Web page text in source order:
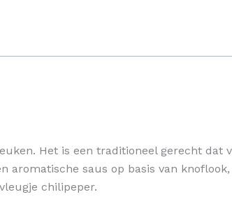
Het is een traditioneel gerecht dat
aromatische saus op basis van
chilipeper.